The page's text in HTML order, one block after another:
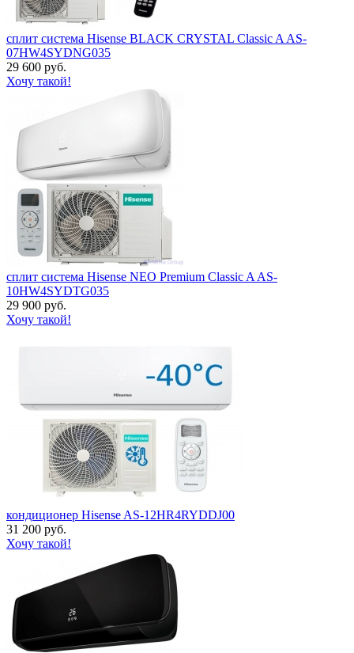
сплит система Hisense BLACK CRYSTAL Classic A AS-
07HW4SYDNG035
29 600 руб.
Хочу такой!
сплит система Hisense NEO Premium Classic A AS-
10HW4SYDTG035
29 900 руб.
Хочу такой!
кондиционер Hisense AS-12HR4RYDDJ00
31 200 руб.
Хочу такой!